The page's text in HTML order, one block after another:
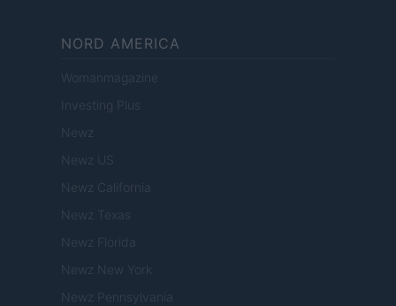
NORD AMERICA
Womanmagazine
Investing Plus
Newz
Newz US
Newz California
Newz Texas
Newz Florida
Newz New York
Newz Pennsylvania